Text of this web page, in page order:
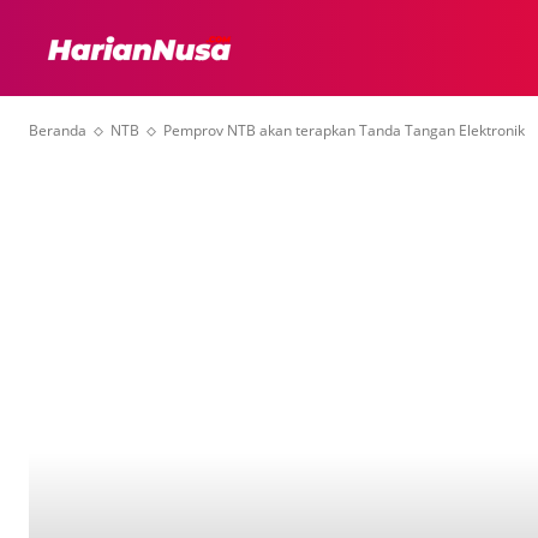
Beranda NTB Pemprov NTB akan terapkan Tanda Tangan Elektronik